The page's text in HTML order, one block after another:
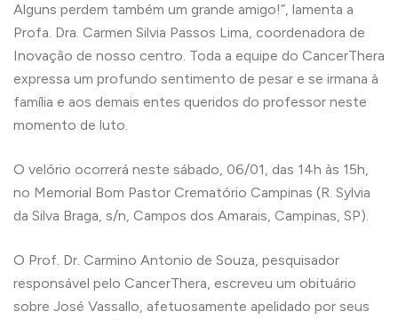
Alguns perdem também um grande amigo!”, lamenta a
Profa. Dra. Carmen Silvia Passos Lima, coordenadora de
Inovação de nosso centro. Toda a equipe do CancerThera
expressa um profundo sentimento de pesar e se irmana à
família e aos demais entes queridos do professor neste
momento de luto.
O velório ocorrerá neste sábado, 06/01, das 14h às 15h,
no Memorial Bom Pastor Crematório Campinas (R. Sylvia
da Silva Braga, s/n, Campos dos Amarais, Campinas, SP).
O Prof. Dr. Carmino Antonio de Souza, pesquisador
responsável pelo CancerThera, escreveu um obituário
sobre José Vassallo, afetuosamente apelidado por seus